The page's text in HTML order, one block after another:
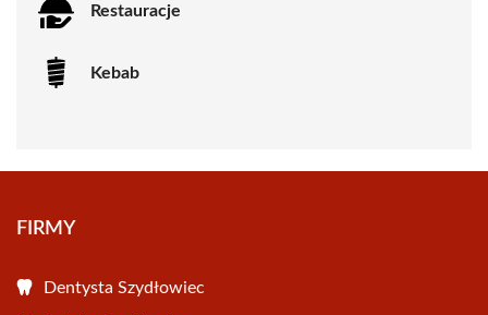
Restauracje
Kebab
FIRMY
Dentysta Szydłowiec